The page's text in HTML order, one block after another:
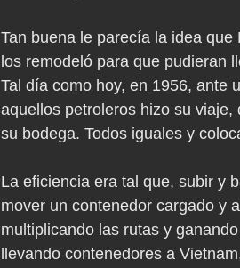
Tan buena le parecía la idea
los remodeló para que pudieran
Tal día como hoy, en 1956, ante
aquellos petroleros hizo su
su bodega. Todos iguales y
La eficiencia era tal que, subir y
mover un contenedor cargado y
multiplicando las rutas y
llevando contenedores a